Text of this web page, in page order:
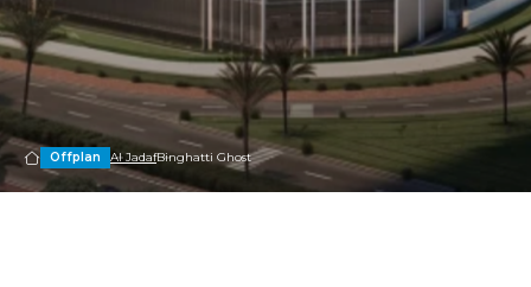
Offplan Al JadafBinghatti Ghost